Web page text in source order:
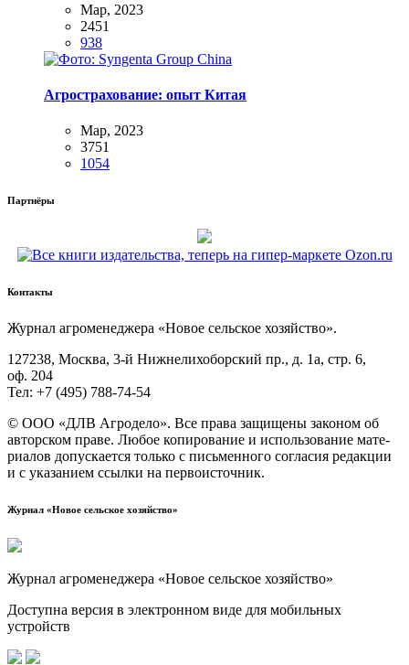
Мар, 2023
2451
938
Агрострахование: опыт Китая
Мар, 2023
3751
1054
Партнёры
Контакты
Жур­нал агро­ме­не­дже­ра «Новое сель­ское хозяйство».
127238, Москва, 3‑й Ниж­не­ли­хо­бор­ский пр., д. 1а, стр. 6,
оф. 204
Тел: +7 (495) 788‑74‑54
© ООО «ДЛВ Агро­де­ло». Все пра­ва защи­ще­ны зако­ном об
автор­ском пра­ве. Любое копи­ро­ва­ние и исполь­зо­ва­ние мате­
ри­а­лов допус­ка­ет­ся толь­ко с пись­мен­но­го согла­сия редак­ции
и с ука­за­ни­ем ссыл­ки на первоисточник.
Журнал «Новое сельское хозяйство»
Журнал агроменеджера «Новое сельское хозяйство»
Доступна версия в электронном виде для мобильных
устройств